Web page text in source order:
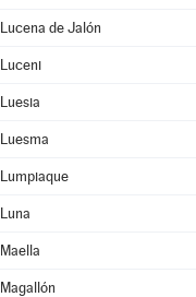
Lucena de Jalón
Luceni
Luesia
Luesma
Lumpiaque
Luna
Maella
Magallón